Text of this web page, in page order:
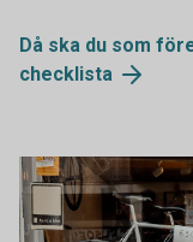
Då ska du som
checklista